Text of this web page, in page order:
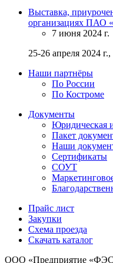
Выставка,
организациях ПАО
7 июня 2024 г.
25-26 апреля 2024
Наши партнёры
По России
По Костроме
Документы
Юридическая
Пакет
Наши
Сертификаты
СОУТ
Прайс лист
Закупки
Схема проезда
Скачать каталог
ООО «Предприятие